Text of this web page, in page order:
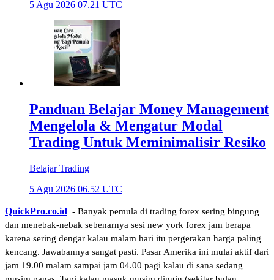
5 Agu 2026 07.21 UTC
Panduan Belajar Money Management
Mengelola & Mengatur Modal
Trading Untuk Meminimalisir Resiko
Belajar Trading
5 Agu 2026 06.52 UTC
QuickPro.co.id - Banyak pemula di trading forex sering bingung
dan menebak-nebak sebenarnya sesi new york forex jam berapa
karena sering dengar kalau malam hari itu pergerakan harga paling
kencang. Jawabannya sangat pasti. Pasar Amerika ini mulai aktif dari
jam 19.00 malam sampai jam 04.00 pagi kalau di sana sedang